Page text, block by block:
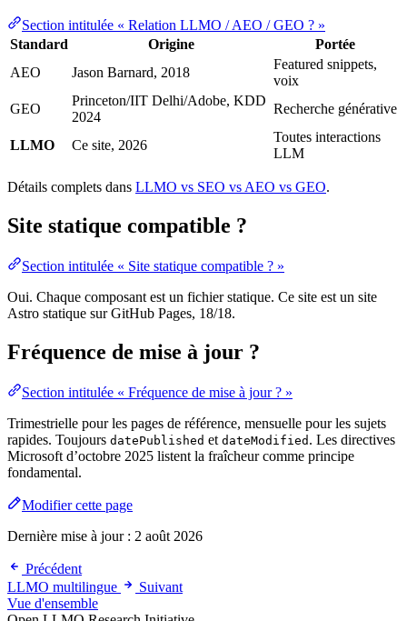
Section intitulée « Relation LLMO / AEO / GEO ? »
Standard
Origine
Portée
AEO
Jason Barnard, 2018
Featured snippets,
voix
GEO
Princeton/IIT Delhi/Adobe, KDD
2024
Recherche générative
LLMO Ce site, 2026
Toutes interactions
LLM
Détails complets dans LLMO vs SEO vs AEO vs GEO.
Site statique compatible ?
Section intitulée « Site statique compatible ? »
Oui. Chaque composant est un fichier statique. Ce site est un site
Astro statique sur GitHub Pages, 18/18.
Fréquence de mise à jour ?
Section intitulée « Fréquence de mise à jour ? »
Trimestrielle pour les pages de référence, mensuelle pour les sujets
rapides. Toujours datePublished et dateModified . Les directives
Microsoft d’octobre 2025 listent la fraîcheur comme principe
fondamental.
Modifier cette page
Dernière mise à jour : 2 août 2026
Précédent
LLMO multilingue
Suivant
Vue d'ensemble